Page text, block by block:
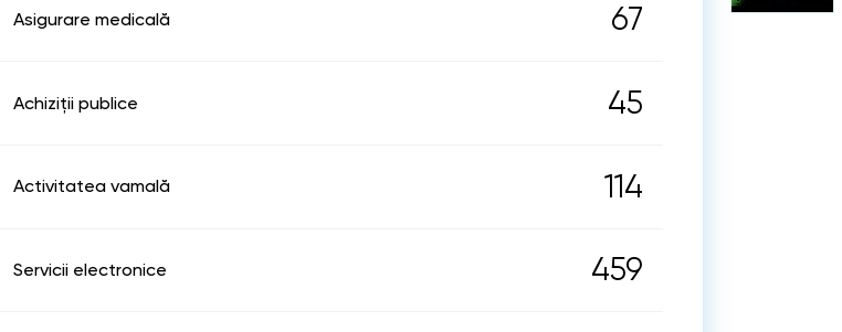
Asigurare medicală 67
Achiziții publice 45
Activitatea vamală 114
Servicii electronice 459